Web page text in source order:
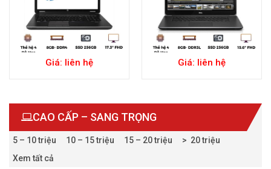
Giá: liên hệ Giá: liên hệ
CAO CẤP – SANG TRỌNG
5 – 10 triệu 10 – 15 triệu 15 – 20 triệu
> 20 triệu
Xem tất cả